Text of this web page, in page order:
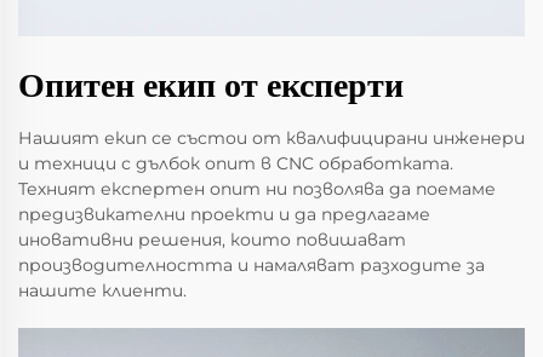
Опитен екип от експерти
Нашият екип се състои от квалифицирани инженери
и техници с дълбок опит в CNC обработката.
Техният експертен опит ни позволява да поемаме
предизвикателни проекти и да предлагаме
иновативни решения, които повишават
производителността и намаляват разходите за
нашите клиенти.